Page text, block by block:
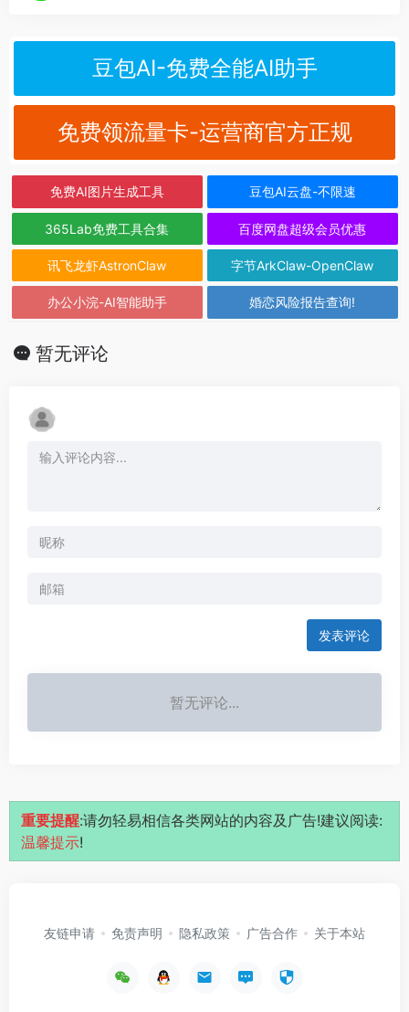
豆包AI-免费全能AI助手
免费领流量卡-运营商官方正规
免费AI图片生成工具 豆包AI云盘-不限速
365Lab免费工具合集 百度网盘超级会员优惠
讯飞龙虾AstronClaw 字节ArkClaw-OpenClaw
办公小浣-AI智能助手 婚恋风险报告查询!
暂无评论
发表评论
暂无评论...
重要提醒:请勿轻易相信各类网站的内容及广告!建议阅读:
温馨提示!
友链申请 免责声明 隐私政策 广告合作 关于本站